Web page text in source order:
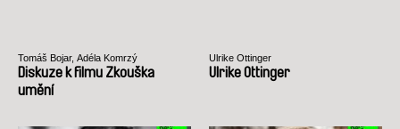
Tomáš Bojar, Adéla Komrzý
Diskuze k filmu Zkouška
umění
Ulrike Ottinger
Ulrike Ottinger